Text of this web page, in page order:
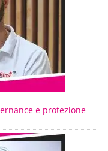
e protezione